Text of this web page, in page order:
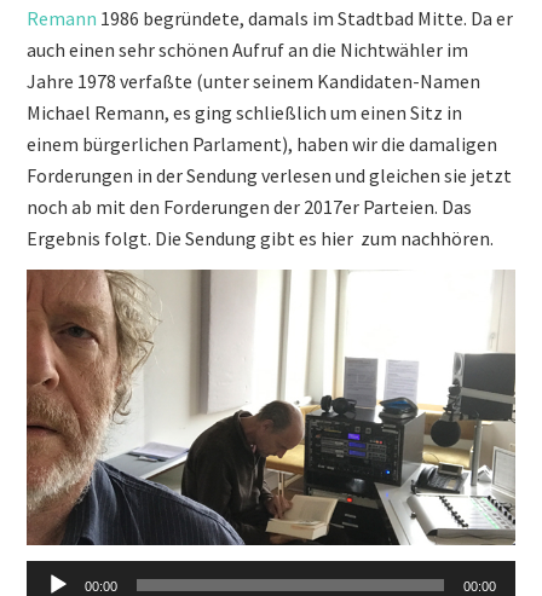
Remann 1986 begründete, damals im Stadtbad Mitte. Da er
auch einen sehr schönen Aufruf an die Nichtwähler im
Jahre 1978 verfaßte (unter seinem Kandidaten-Namen
Michael Remann, es ging schließlich um einen Sitz in
einem bürgerlichen Parlament), haben wir die damaligen
Forderungen in der Sendung verlesen und gleichen sie jetzt
noch ab mit den Forderungen der 2017er Parteien. Das
Ergebnis folgt. Die Sendung gibt es hier zum nachhören.
00:00 00:00